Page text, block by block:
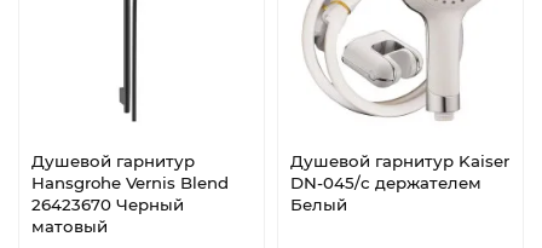
Душевой гарнитур
Hansgrohe Vernis Blend
26423670 Черный
матовый
Душевой гарнитур Kaiser
DN-045/с держателем
Белый